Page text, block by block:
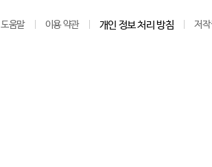
도움말 이용 약관 개인 정보 처리 방침 저